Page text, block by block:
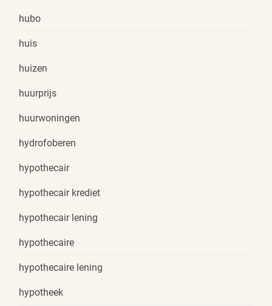
hubo
huis
huizen
huurprijs
huurwoningen
hydrofoberen
hypothecair
hypothecair krediet
hypothecair lening
hypothecaire
hypothecaire lening
hypotheek